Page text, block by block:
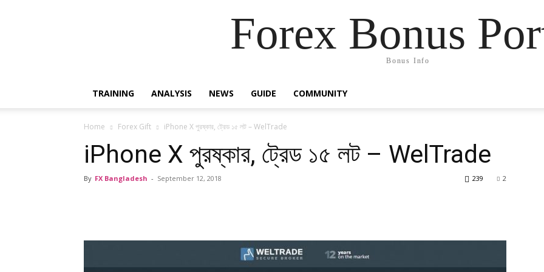
Forex Bonus
Bonus Info
TRAINING ANALYSIS NEWS GUIDE COMMUNITY
Home Forex Gift iPhone X পুরষ্কার, ট্রেড ১৫ লট – WelTrade
iPhone X পুরষ্কার, ট্রেড ১৫ লট – WelTrade
By FX Bangladesh - September 12, 2018 2
239